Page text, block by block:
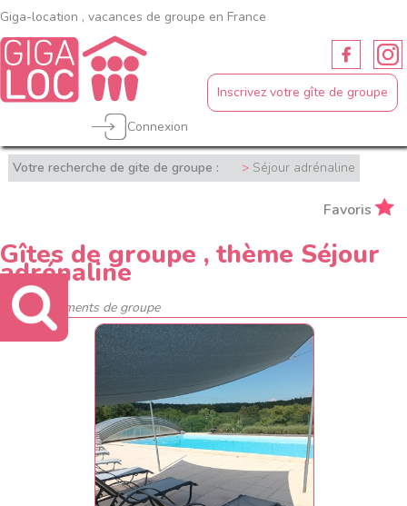
Giga-location , vacances de groupe en France
Inscrivez votre gîte de groupe
Connexion
Votre recherche de gite de groupe : Séjour adrénaline
Favoris
Gîtes de groupe , thème Séjour
adrénaline
17 hébergements de groupe